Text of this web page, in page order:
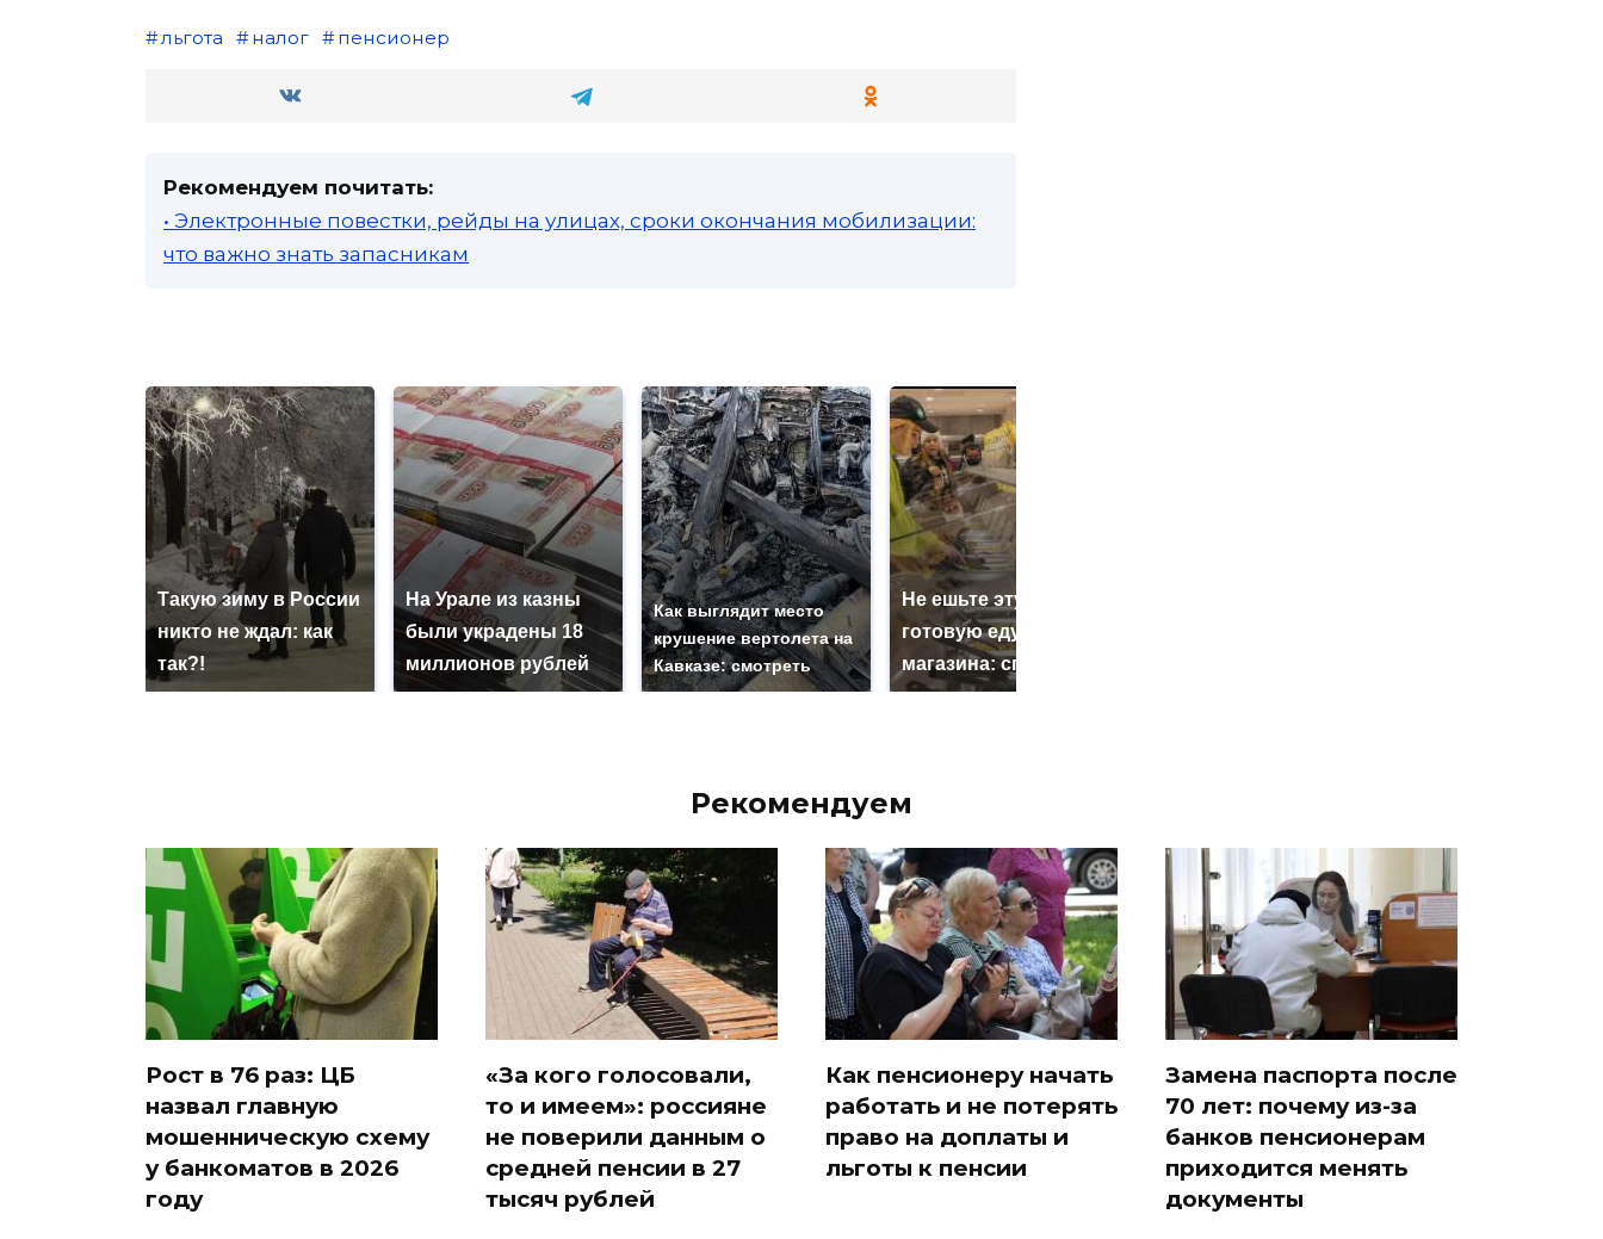
льгота налог пенсионер
Рекомендуем почитать:
• Электронные повестки, рейды на улицах, сроки окончания мобилизации:
что важно знать запасникам
Такую зиму в России
никто не ждал: как
так?!
На Урале из казны
были украдены 18
миллионов рублей
Как выглядит место
крушение вертолета на
Кавказе: смотреть
Не ешьте эту
готовую еду из
магазина: список
Рекомендуем
Рост в 76 раз: ЦБ
назвал главную
мошенническую схему
у банкоматов в 2026
году
«За кого голосовали,
то и имеем»: россияне
не поверили данным о
средней пенсии в 27
тысяч рублей
Как пенсионеру начать
работать и не потерять
право на доплаты и
льготы к пенсии
Замена паспорта после
70 лет: почему из-за
банков пенсионерам
приходится менять
документы